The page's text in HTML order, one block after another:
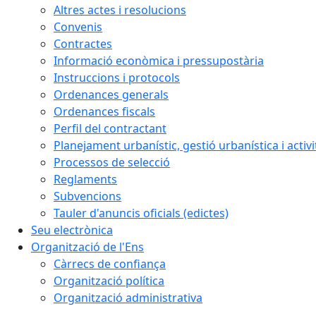
Altres actes i resolucions
Convenis
Contractes
Informació econòmica i pressupostària
Instruccions i protocols
Ordenances generals
Ordenances fiscals
Perfil del contractant
Planejament urbanístic, gestió urbanística i
Processos de selecció
Reglaments
Subvencions
Tauler d'anuncis oficials (edictes)
Seu electrònica
Organització de l'Ens
Càrrecs de confiança
Organització política
Organització administrativa